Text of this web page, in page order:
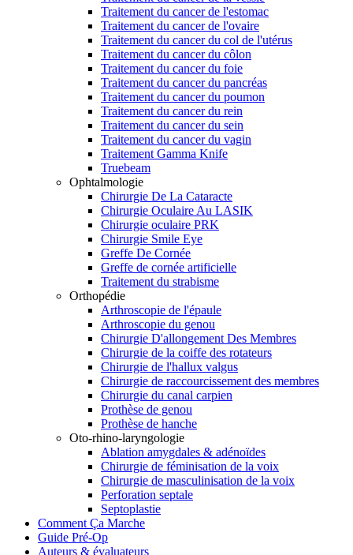
Traitement du cancer de l'estomac
Traitement du cancer de l'ovaire
Traitement du cancer du col de l'utérus
Traitement du cancer du côlon
Traitement du cancer du foie
Traitement du cancer du pancréas
Traitement du cancer du poumon
Traitement du cancer du rein
Traitement du cancer du sein
Traitement du cancer du vagin
Traitement Gamma Knife
Truebeam
Ophtalmologie
Chirurgie De La Cataracte
Chirurgie Oculaire Au LASIK
Chirurgie oculaire PRK
Chirurgie Smile Eye
Greffe De Cornée
Greffe de cornée artificielle
Traitement du strabisme
Orthopédie
Arthroscopie de l'épaule
Arthroscopie du genou
Chirurgie D'allongement Des Membres
Chirurgie de la coiffe des rotateurs
Chirurgie de l'hallux valgus
Chirurgie de raccourcissement des membres
Chirurgie du canal carpien
Prothèse de genou
Prothèse de hanche
Oto-rhino-laryngologie
Ablation amygdales & adénoïdes
Chirurgie de féminisation de la voix
Chirurgie de masculinisation de la voix
Perforation septale
Septoplastie
Comment Ça Marche
Guide Pré-Op
Auteurs & évaluateurs